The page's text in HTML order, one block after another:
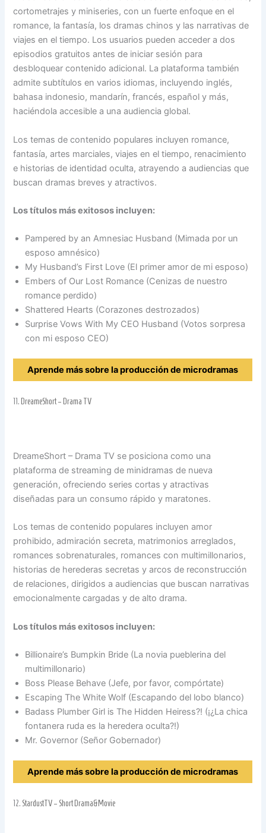
cortometrajes y miniseries, con un fuerte enfoque en el
romance, la fantasía, los dramas chinos y las narrativas de
viajes en el tiempo. Los usuarios pueden acceder a dos
episodios gratuitos antes de iniciar sesión para
desbloquear contenido adicional. La plataforma también
admite subtítulos en varios idiomas, incluyendo inglés,
bahasa indonesio, mandarín, francés, español y más,
haciéndola accesible a una audiencia global.
Los temas de contenido populares incluyen romance,
fantasía, artes marciales, viajes en el tiempo, renacimiento
e historias de identidad oculta, atrayendo a audiencias que
buscan dramas breves y atractivos.
Los títulos más exitosos incluyen:
Pampered by an Amnesiac Husband (Mimada por un
esposo amnésico)
My Husband’s First Love (El primer amor de mi esposo)
Embers of Our Lost Romance (Cenizas de nuestro
romance perdido)
Shattered Hearts (Corazones destrozados)
Surprise Vows With My CEO Husband (Votos sorpresa
con mi esposo CEO)
Aprende más sobre la producción de microdramas
11. DreameShort – Drama TV
DreameShort – Drama TV se posiciona como una
plataforma de streaming de minidramas de nueva
generación, ofreciendo series cortas y atractivas
diseñadas para un consumo rápido y maratones.
Los temas de contenido populares incluyen amor
prohibido, admiración secreta, matrimonios arreglados,
romances sobrenaturales, romances con multimillonarios,
historias de herederas secretas y arcos de reconstrucción
de relaciones, dirigidos a audiencias que buscan narrativas
emocionalmente cargadas y de alto drama.
Los títulos más exitosos incluyen:
Billionaire’s Bumpkin Bride (La novia pueblerina del
multimillonario)
Boss Please Behave (Jefe, por favor, compórtate)
Escaping The White Wolf (Escapando del lobo blanco)
Badass Plumber Girl is The Hidden Heiress?! (¡¿La chica
fontanera ruda es la heredera oculta?!)
Mr. Governor (Señor Gobernador)
Aprende más sobre la producción de microdramas
12. StardustTV – Short Drama&Movie